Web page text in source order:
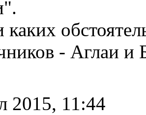
- Аглаи
2015, 11:44